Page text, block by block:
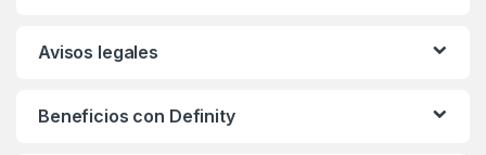
Avisos legales
Beneficios con Definity